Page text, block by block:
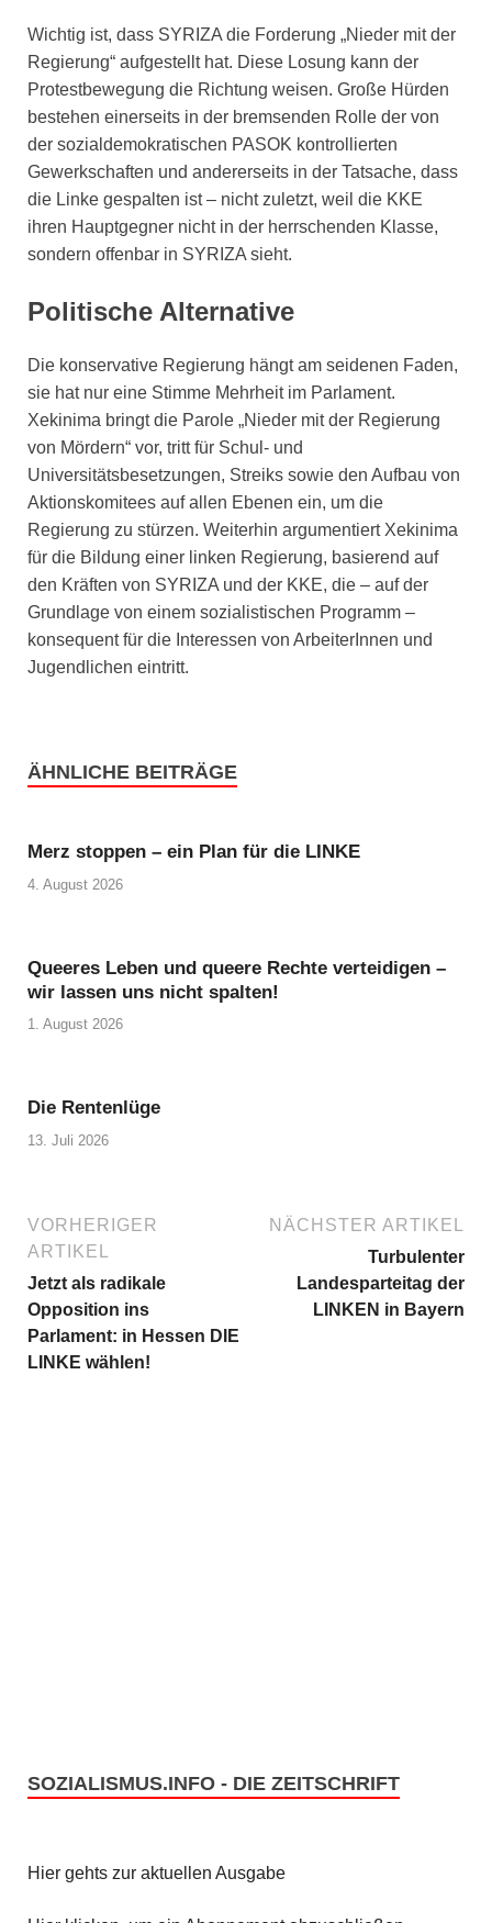
Wichtig ist, dass SYRIZA die Forderung „Nieder mit der
Regierung“ aufgestellt hat. Diese Losung kann der
Protestbewegung die Richtung weisen. Große Hürden
bestehen einerseits in der bremsenden Rolle der von
der sozialdemokratischen PASOK kontrollierten
Gewerkschaften und andererseits in der Tatsache, dass
die Linke gespalten ist – nicht zuletzt, weil die KKE
ihren Hauptgegner nicht in der herrschenden Klasse,
sondern offenbar in SYRIZA sieht.
Politische Alternative
Die konservative Regierung hängt am seidenen Faden,
sie hat nur eine Stimme Mehrheit im Parlament.
Xekinima bringt die Parole „Nieder mit der Regierung
von Mördern“ vor, tritt für Schul- und
Universitätsbesetzungen, Streiks sowie den Aufbau von
Aktionskomitees auf allen Ebenen ein, um die
Regierung zu stürzen. Weiterhin argumentiert Xekinima
für die Bildung einer linken Regierung, basierend auf
den Kräften von SYRIZA und der KKE, die – auf der
Grundlage von einem sozialistischen Programm –
konsequent für die Interessen von ArbeiterInnen und
Jugendlichen eintritt.
ÄHNLICHE BEITRÄGE
Merz stoppen – ein Plan für die LINKE
4. August 2026
Queeres Leben und queere Rechte verteidigen –
wir lassen uns nicht spalten!
1. August 2026
Die Rentenlüge
13. Juli 2026
VORHERIGER
ARTIKEL
Jetzt als radikale
Opposition ins
Parlament: in Hessen DIE
LINKE wählen!
NÄCHSTER ARTIKEL
Turbulenter
Landesparteitag der
LINKEN in Bayern
SOZIALISMUS.INFO - DIE ZEITSCHRIFT
Hier gehts zur aktuellen Ausgabe